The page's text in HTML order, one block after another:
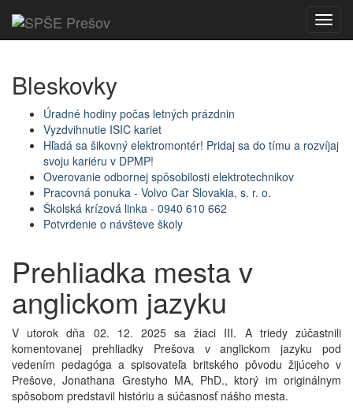
Bleskovky
Úradné hodiny počas letných prázdnin
Vyzdvihnutie ISIC kariet
Hľadá sa šikovný elektromontér! Pridaj sa do tímu a rozvíjaj
svoju kariéru v DPMP!
Overovanie odbornej spôsobilosti elektrotechnikov
Pracovná ponuka - Volvo Car Slovakia, s. r. o.
Školská krízová linka - 0940 610 662
Potvrdenie o návšteve školy
Prehliadka mesta v
anglickom jazyku
V utorok dňa 02. 12. 2025 sa žiaci III. A triedy zúčastnili
komentovanej prehliadky Prešova v anglickom jazyku pod
vedením pedagóga a spisovateľa britského pôvodu žijúceho v
Prešove, Jonathana Grestyho MA, PhD., ktorý im originálnym
spôsobom predstavil históriu a súčasnosť nášho mesta.